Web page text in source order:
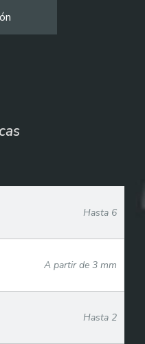
Hasta 6
A partir de 3 mm
Hasta 2